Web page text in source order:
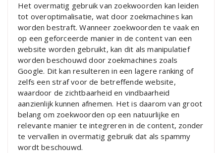
Het overmatig gebruik van zoekwoorden kan leiden
tot overoptimalisatie, wat door zoekmachines kan
worden bestraft. Wanneer zoekwoorden te vaak en
op een geforceerde manier in de content van een
website worden gebruikt, kan dit als manipulatief
worden beschouwd door zoekmachines zoals
Google. Dit kan resulteren in een lagere ranking of
zelfs een straf voor de betreffende website,
waardoor de zichtbaarheid en vindbaarheid
aanzienlijk kunnen afnemen. Het is daarom van groot
belang om zoekwoorden op een natuurlijke en
relevante manier te integreren in de content, zonder
te vervallen in overmatig gebruik dat als spammy
wordt beschouwd.